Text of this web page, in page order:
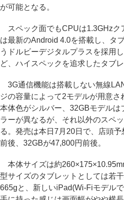
が可能となる。
スペック面でもCPUは1.3GHzク
は最新のAndroid 4.0を搭載し、タ
うドルビーデジタルプラスを採用
ど、ハイスペックを追求したタブ
3G通信機能は搭載しない無線
ジの容量によって2モデルが用意
本体色がシルバー、32GBモデルは
ラーが異なるが、それ以外のスペ
る。発売は本日7月20日で、店頭
前後、32GBが47,800円前後。
本体サイズは約
型サイズのタブレットとしては若
665gと、新しいiPad(Wi-Fiモデル